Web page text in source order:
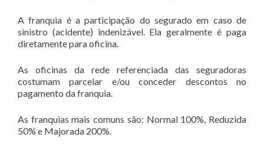
A franquia é a participação do segurado em caso de
sinistro (acidente) indenizável. Ela geralmente é paga
diretamente para oficina.
As oficinas da rede referenciada das seguradoras
costumam parcelar e/ou conceder descontos no
pagamento da franquia.
As franquias mais comuns são: Normal 100%, Reduzida
50% e Majorada 200%.